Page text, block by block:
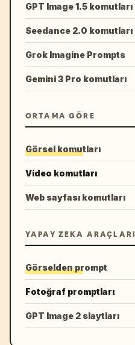
GPT Image 1.5 komutları
Seedance 2.0 komutları
Grok Imagine Prompts
Gemini 3 Pro komutları
ORTAMA GÖRE
Görsel komutları
Video komutları
Web sayfası komutları
YAPAY ZEKA ARAÇLARI
Görselden prompt
Fotoğraf promptları
GPT Image 2 slaytları